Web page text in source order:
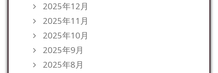
2025年12月
2025年11月
2025年10月
2025年9月
2025年8月